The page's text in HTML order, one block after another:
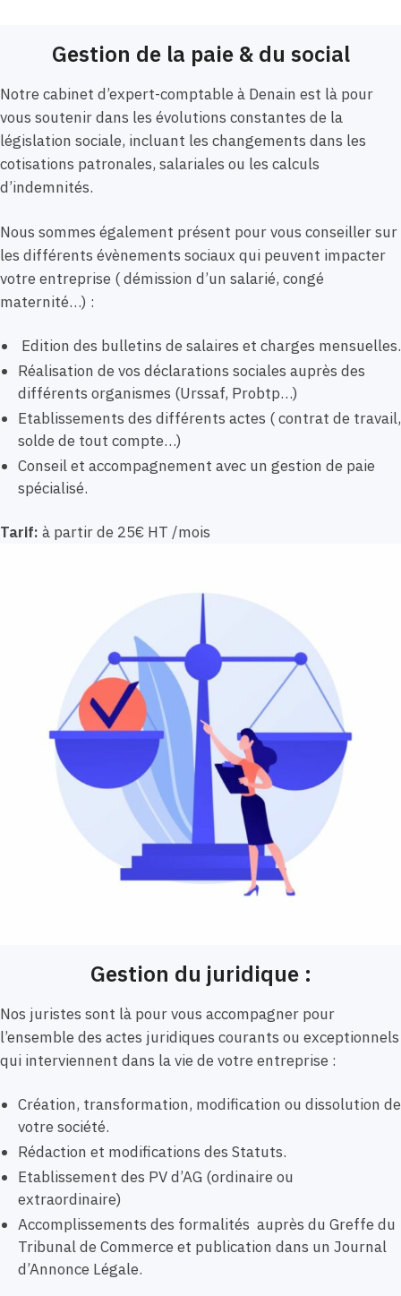
Gestion de la paie & du social
Notre cabinet d’expert-comptable à Denain est là pour
vous soutenir dans les évolutions constantes de la
législation sociale, incluant les changements dans les
cotisations patronales, salariales ou les calculs
d’indemnités.
Nous sommes également présent pour vous conseiller sur
les différents évènements sociaux qui peuvent impacter
votre entreprise ( démission d’un salarié, congé
maternité…) :
Edition des bulletins de salaires et charges mensuelles.
Réalisation de vos déclarations sociales auprès des
différents organismes (Urssaf, Probtp…)
Etablissements des différents actes ( contrat de travail,
solde de tout compte…)
Conseil et accompagnement avec un gestion de paie
spécialisé.
Tarif: à partir de 25€ HT /mois
Gestion du juridique :
Nos juristes sont là pour vous accompagner pour
l’ensemble des actes juridiques courants ou exceptionnels
qui interviennent dans la vie de votre entreprise :
Création, transformation, modification ou dissolution de
votre société.
Rédaction et modifications des Statuts.
Etablissement des PV d’AG (ordinaire ou
extraordinaire)
Accomplissements des formalités auprès du Greffe du
Tribunal de Commerce et publication dans un Journal
d’Annonce Légale.